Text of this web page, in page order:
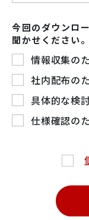
今回のダウンロ
聞かせください
情報収集の
社内配布の
具体的な検
仕様確認の